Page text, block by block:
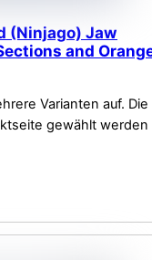
(Ninjago) Jaw
and
Varianten auf. Die
gewählt werden